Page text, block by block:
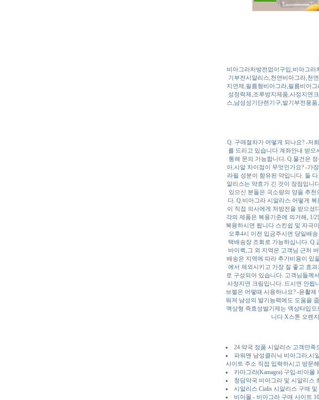
비아그라처방전없이구입,비아그
기부전시알리스,천연비아그라,천
지연제,필름형비아그라,필름비아
성정력제,조루방지제품,사정지연
스,남성성기단련기구,발기부전용
Q. 구매절차가 어떻게 되나요? -저
를 드리고 있습니다 계좌안내 받
통해 문의 가능합니다. Q.물건은
아,시알 차이점이 무엇인가요? -가
라필 성분이 함유된 약입니다. 둘
알리스는 약효가 긴 것이 장점입니
있으신 분들은 극소량의 양을 추
다. Q.비아그라 시알리스 어떻게
이 직접 의사에게 처방전을 받으셨
각의 제품은 복용기준에 의거해, 1/
복용하시면 됩니다 스킨쉽 및 자극
오후4시 이전 입금주시면 당일배
택배송장 조회로 가능하십니다.
바이퀵,그 외 지역은 고객님 근처
배송은 지역에 따라 추가비용이 있
에서 제외시키고 가장 질 좋고 효
로 구성되어 있습니다. 고객님들께
사정지연 크림입니다. 드시면 안됩
브젤은 어떻때 사용하나요? -윤활
워져 남성의 발기능력에도 도움을
액상형 즉효성발기제는 액상타입
니다 X스톤 오렌
24 약국 정품 시알리스 고객만족
파워맨 남성클리닉 비아그라,시
사이트 주소 직접 입력하시고 방문
카마그라(Kamagra) 구입-비아
청담약국 비아그라 및 시알리스
시알리스 Cialis 시알리스 구매
비아몰 - 비아그라 구매 사이트